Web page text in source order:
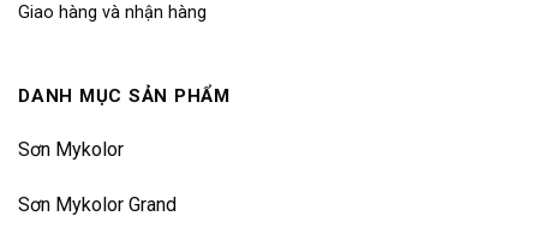
Giao hàng và nhận hàng
DANH MỤC SẢN PHẨM
Sơn Mykolor
Sơn Mykolor Grand